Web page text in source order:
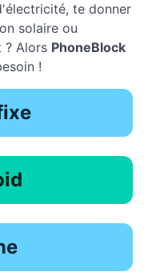
te donner
solaire ou
? Alors PhoneBlock
!